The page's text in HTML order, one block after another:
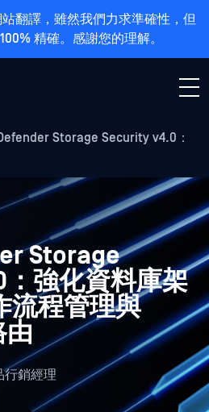
翻譯，雖然我們力求準確性，但
精確。感謝您的理解。
Storage Security v4.0：
Storage
強化資料庫架
流程管理與
由
行銷經理